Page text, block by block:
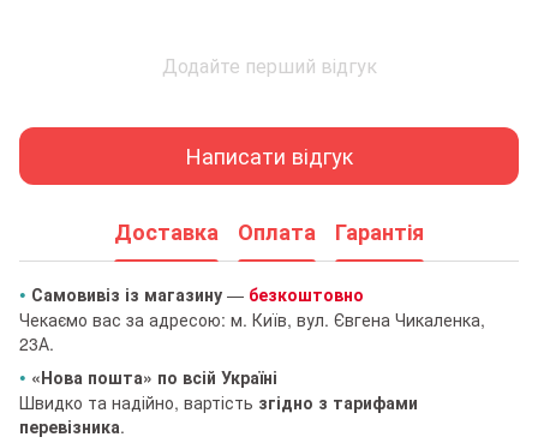
Додайте перший відгук
Написати відгук
Доставка Оплата Гарантія
• Самовивіз із магазину — безкоштовно
Чекаємо вас за адресою: м. Київ, вул. Євгена Чикаленка,
23А.
• «Нова пошта» по всій Україні
Швидко та надійно, вартість згідно з тарифами
перевізника.